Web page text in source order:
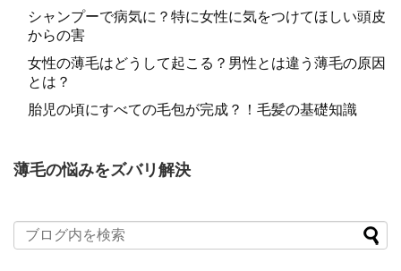
シャンプーで病気に？特に女性に気をつけてほしい頭皮
からの害
女性の薄毛はどうして起こる？男性とは違う薄毛の原因
とは？
胎児の頃にすべての毛包が完成？！毛髪の基礎知識
薄毛の悩みをズバリ解決